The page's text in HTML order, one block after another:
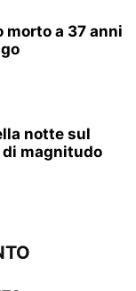
morto a 37 anni
notte sul
magnitudo